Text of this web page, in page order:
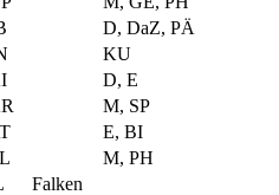
D, DaZ, PÄ
KU
D, E
M, SP
E, BI
M, PH
Falken